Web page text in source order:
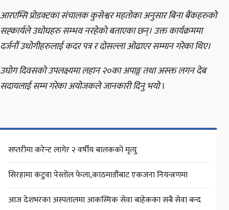
आरएम्सि प्रोडक्टका संचालक कुसेश्वर महतोका अनुसार बिना बैंकहरुको
सह्कार्यले उधोघहरु सम्भव नरहेको बताएका छन्। उक्त कार्यक्रममा
दर्जनौं उधोगीहरुलाई कदर पत्र र दोसल्ला ओढाएर सम्मान गरेका थिए।
उघोग दिवसको उपलक्ष्यमा लहान २०का अपाङ्ग तथा अस्क्त लगन देब
सदायलाई सम्म गरेका अयोजकले जानकारी दिनु भयो।
सप्तरीमा करेन्ट लागेर २ वर्षीय बालकको मृत्यु
सिरहामा कटुवा पेस्तोल फेला,काठमाडौंबाट एकजना नियन्त्रणमा
आज देशभरका अस्पतालमा आकस्मिक सेवा बाहेकका सबै सेवा बन्द